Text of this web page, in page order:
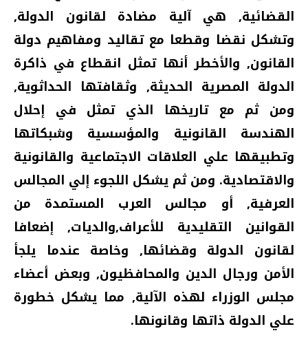
القضائية‏,‏ هي آلية مضادة لقانون الدولة‏,‏
وتشكل نقضا وقطعا مع تقاليد ومفاهيم دولة
القانون‏,‏ والأخطر أنها تمثل انقطاع في ذاكرة
الدولة المصرية الحديثة‏,‏ وثقافتها الحداثوية‏,‏
ومن ثم مع تاريخها الذي تمثل في إحلال
الهندسة القانونية والمؤسسية وشبكاتها
وتطبيقها علي العلاقات الاجتماعية والقانونية
والاقتصادية‏.‏ ومن ثم يشكل اللجوء إلي المجالس
العرفية‏,‏ أو مجالس العرب المستمدة من
القوانين التقليدية للأعراف‏,‏والديات‏,‏ إضعافا
لقانون الدولة وقضائها‏,‏ وخاصة عندما يلجأ
الأمن ورجال الدين والمحافظيون‏,‏ وبعض أعضاء
مجلس الوزراء لهذه الآلية‏,‏ مما يشكل خطورة
علي الدولة ذاتها وقانونها‏.‏